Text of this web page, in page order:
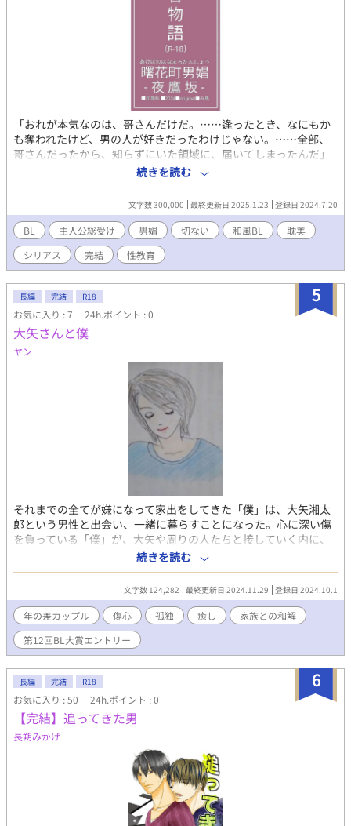
ないことがあれば、僕じゃなくても自分が目下と判断した人に限
り、誰彼関係なく辛く当たるのだから。そんな親を持ち、自分に
自信もないせいか、いつしか僕はこんな父ではない理想の父を思
い描くことで日々の辛さを誤魔化していた。 そんな日に終わりを
告げたのは僕が結婚可能な年になった16歳のこと。 「できそこな
いのお前にお似合いな、できそこないαとの婚約が決まったぞ。地
位や権力だけはあるからな、初めてお前が役に立ちそうだ」 この
日僕はようやくこの家を出ることができた。そして出会う。幼い
頃から憧れた理想の父に。 それはぽっちゃりで目元に隈を作り疲
れ切った顔をしたαで公爵家の僕の婚約者になった人。その人に第
一印象とかそういうのではない心からこの人だと思う安心感のよ
うなものを感じた僕は、ずっと夢見た存在が目の前にいると感激
し、勢いよく放った最初の言葉は 「僕のパパになってくださ
い！」 その一言だった。 第12回BL大賞エントリー作品です。ぜ
ひ応援ご感想お願いします。中傷誹謗はお控えください。
「おれが本気なのは、哥さんだけだ。……逢ったとき、なにもか
も奪われたけど、男の人が好きだったわけじゃない。……全部、
哥さんだったから、知らずにいた領域に、届いてしまったんだ」
（ハルチカ） 「おれがあんたの猫になってやるよ。……ほら、に
ゃーんってな」（エンジュ） 筆者の趣味丸出しパワーアップ、ほ
ぼ異世界ファンタジーだと思ってください。 男娼の主人公が性活
動する物語。エロ重視です。 ★お試し読みは〘16〙アズナヒあた
りが作品の雰囲気がわかりやすいかと思います★ ✿第12回BL大賞
エントリー作品✿最終結果2838作品中／542位✿応援ありがとう
ございました✿
続きを読む
文字数 300,000 最終更新日 2025.1.23 登録日 2024.7.20
BL 主人公総受け 男娼 切ない 和風BL
耽美
シリアス
完結 性教育
5
長編 完結 R18
お気に入り : 7 24h.ポイント : 0
大矢さんと僕
ヤン
それまでの全てが嫌になって家出をしてきた「僕」は、大矢湘太
郎という男性と出会い、一緒に暮らすことになった。心に深い傷
を負っている「僕」が、大矢や周りの人たちと接していく内に、
少しずつ癒されていく物語です。 ※拙作『運命の人』の裏表の作
品になります。
続きを読む
文字数 124,282 最終更新日 2024.11.29 登録日 2024.10.1
年の差カップル 傷心 孤独 癒し
家族との和解
第12回BL大賞エントリー
6
長編 完結 R18
お気に入り : 50 24h.ポイント : 0
【完結】追ってきた男
長朔みかげ